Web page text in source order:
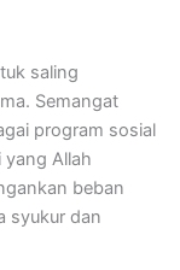
saling
Semangat
program sosial
yang Allah
beban
syukur dan